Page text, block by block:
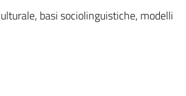
basi sociolinguistiche, modelli